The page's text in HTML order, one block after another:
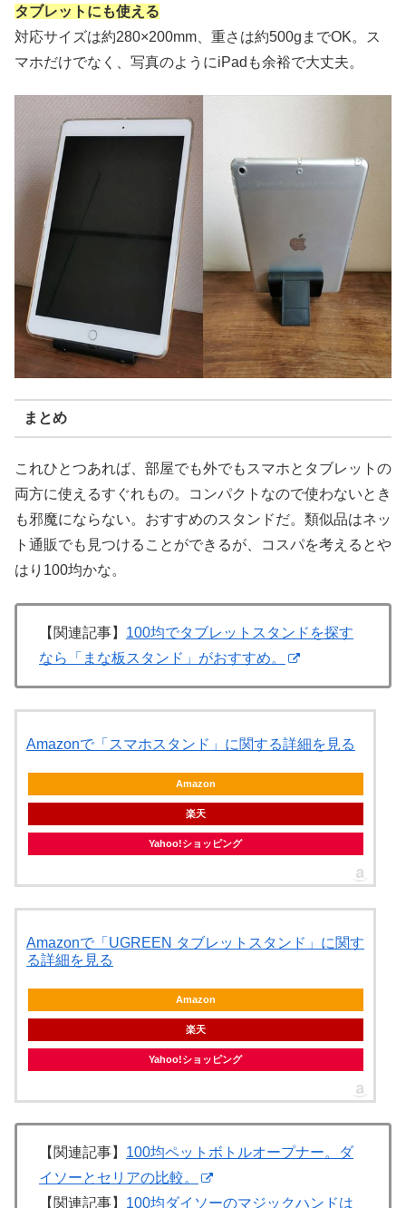
タブレットにも使える
対応サイズは約280×200mm、重さは約500gまでOK。ス
マホだけでなく、写真のようにiPadも余裕で大丈夫。
まとめ
これひとつあれば、部屋でも外でもスマホとタブレットの
両方に使えるすぐれもの。コンパクトなので使わないとき
も邪魔にならない。おすすめのスタンドだ。類似品はネッ
ト通販でも見つけることができるが、コスパを考えるとや
はり100均かな。
【関連記事】 100均でタブレットスタンドを探す
なら「まな板スタンド」がおすすめ。
Amazonで「スマホスタンド」に関する詳細を見る
Amazon
楽天
Yahoo!ショッピング
Amazonで「UGREEN タブレットスタンド」に関す
る詳細を見る
Amazon
楽天
Yahoo!ショッピング
【関連記事】 100均ペットボトルオープナー。ダ
イソーとセリアの比較。
【関連記事】 100均ダイソーのマジックハンドは